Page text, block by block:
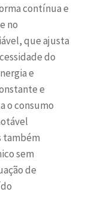
contínua e
no
que ajusta
do
e
e
o consumo
também
sem
de